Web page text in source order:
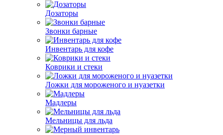
Дозаторы
Звонки барные
Инвентарь для кофе
Коврики и стеки
Ложки для мороженого и нуазетки
Мадлеры
Мельницы для льда